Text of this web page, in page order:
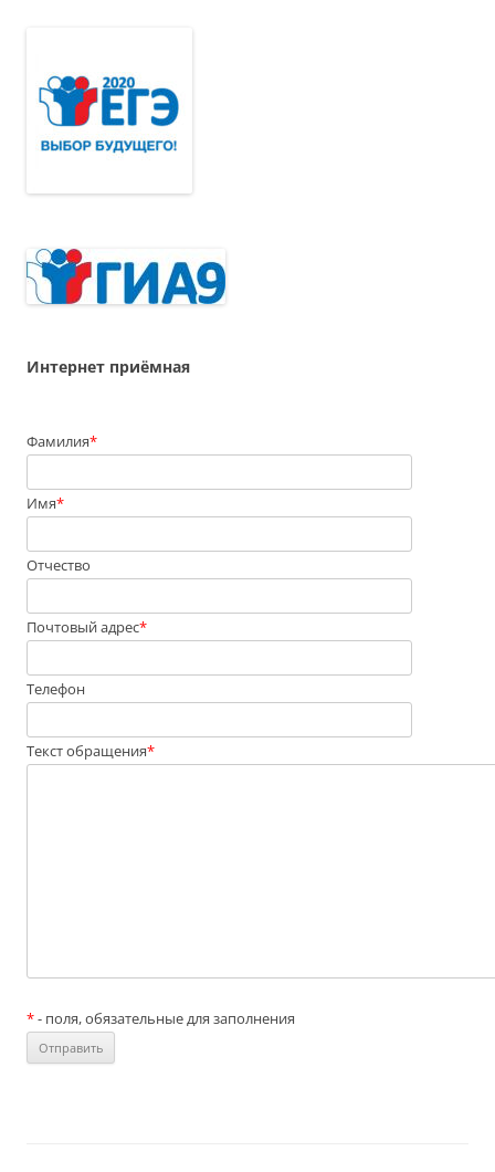
Интернет приёмная
Фамилия*
Имя*
Отчество
Почтовый адрес*
Телефон
Текст обращения*
*- поля, обязательные для заполнения